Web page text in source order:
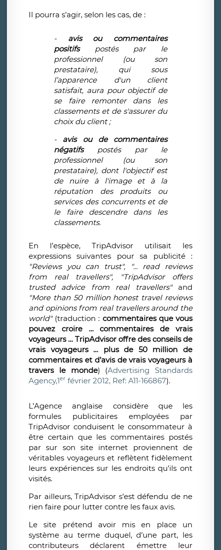
Il pourra s’agir, selon les cas, de :
- avis ou commentaires
positifspostés par le
professionnel (ou son
prestataire), qui sous
l’apparence d'un client
satisfait, aura pour objectif de
se faire remonter dans les
classements et de s'assurer du
choix du client ;
- avis ou de commentaires
négatifspostés par le
professionnel (ou son
prestataire), dont l'objectif est
de nuire à l'image et à la
réputation des produits ou
services des concurrents et de
le faire descendre dans les
classements.
En l’espèce, TripAdvisor utilisait les
expressions suivantes pour sa publicité :
"Reviews you can trust", "... read reviews
from real travellers", "TripAdvisor offers
trusted advice from real travellers"and
"More than 50 million honest travel reviews
and opinions from real travellers around the
world"(traduction : commentaires que vous
pouvez croire … commentaires de vrais
voyageurs … TripAdvisor offre des conseils de
vrais voyageurs … plus de 50 million de
commentaires et d’avis de vrais voyageurs à
travers le monde) (Advertising Standards
Agency,1er février 2012, Ref: A11-166867).
L’Agence anglaise considère que les
formules publicitaires employées par
TripAdvisor conduisent le consommateur à
être certain que les commentaires postés
par sur son site internet proviennent de
véritables voyageurs et reflètent fidèlement
leurs expériences sur les endroits qu'ils ont
visités.
Par ailleurs, TripAdvisor s’est défendu de ne
rien faire pour lutter contre les faux avis.
Le site prétend avoir mis en place un
système au terme duquel, d’une part, les
contributeurs déclarent émettre leur